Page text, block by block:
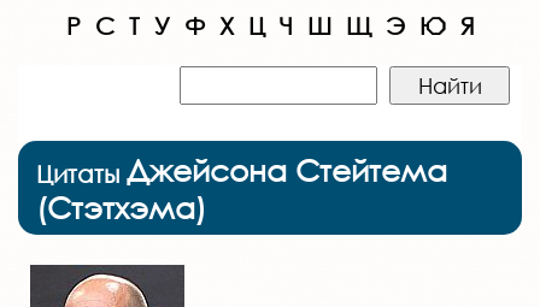
Р С Т У Ф Х Ц Ч Ш Щ Э Ю Я
Цитаты Джейсона Стейтема
(Стэтхэма)